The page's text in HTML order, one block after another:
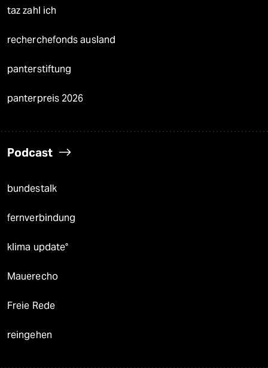
taz zahl ich
recherchefonds ausland
panterstiftung
panterpreis 2026
Podcast
bundestalk
fernverbindung
klima update°
Mauerecho
Freie Rede
reingehen